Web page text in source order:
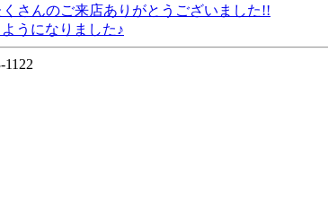
さんのご来店ありがとうございました!!
うになりました♪